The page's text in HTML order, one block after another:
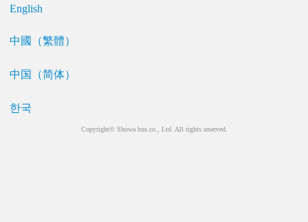
English
中國（繁體）
中国（简体）
한국
Copyright© Showa bus.co., Ltd. All rights reserved.